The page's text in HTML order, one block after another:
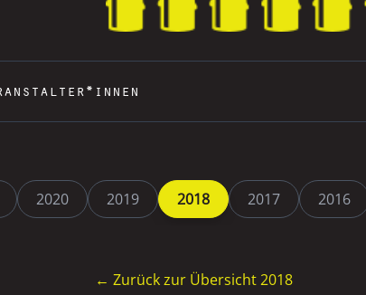
2020 2019 2018 2017 2016
← Zurück zur Übersicht 2018